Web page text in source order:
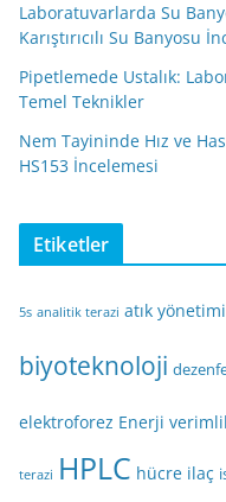
Laboratuvarlarda Su
Karıştırıcılı Su Banyosu
Pipetlemede Ustalık:
Temel Teknikler
Nem Tayininde Hız ve
HS153 İncelemesi
Etiketler
5s analitik terazi atık yönetimi
biyoteknoloji
elektroforez Enerji
terazi HPLC hücre ilaç